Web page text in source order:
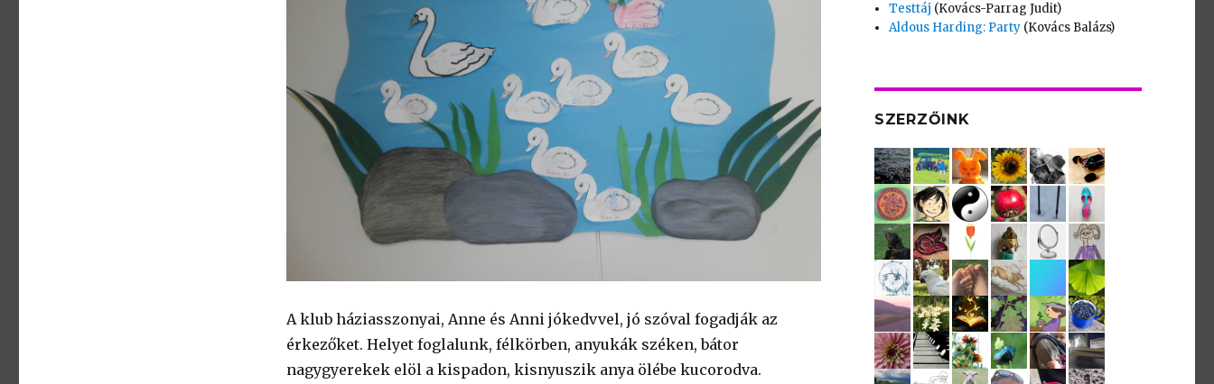
A klub háziasszonyai, Anne és Anni jókedvvel, jó szóval fogadják az
érkezőket. Helyet foglalunk, félkörben, anyukák széken, bátor
nagygyerekek elöl a kispadon, kisnyuszik anya ölébe kucorodva.
Testtáj (Kovács-Parrag Judit)
Aldous Harding: Party (Kovács Balázs)
SZERZŐINK